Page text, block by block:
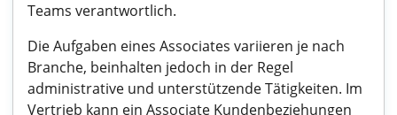
Teams verantwortlich.
Die Aufgaben eines Associates variieren je nach
Branche, beinhalten jedoch in der Regel
administrative und unterstützende Tätigkeiten. Im
Vertrieb kann ein Associate Kundenbeziehungen